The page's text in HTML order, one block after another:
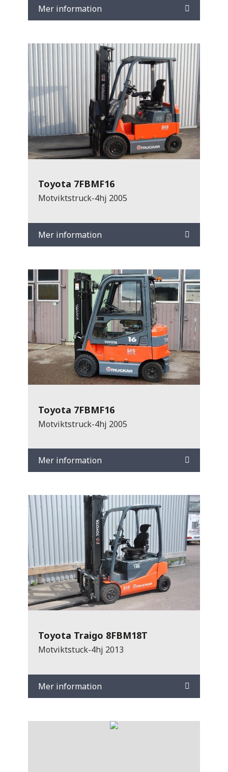
Mer information
Toyota 7FBMF16
Motviktstruck-4hj 2005
Mer information
Toyota 7FBMF16
Motviktstruck-4hj 2005
Mer information
Toyota Traigo 8FBM18T
Motviktstuck-4hj 2013
Mer information